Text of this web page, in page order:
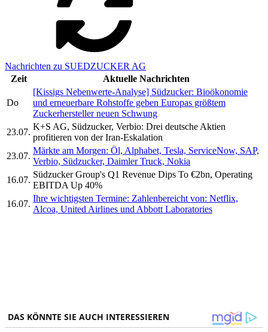
Nachrichten zu SUEDZUCKER AG
Zeit
Aktuelle Nachrichten
Do
[Kissigs Nebenwerte-Analyse] Südzucker: Bioökonomie
und erneuerbare Rohstoffe geben Europas größtem
Zuckerhersteller neuen Schwung
23.07.
K+S AG, Südzucker, Verbio: Drei deutsche Aktien
profitieren von der Iran-Eskalation
23.07.
Märkte am Morgen: Öl, Alphabet, Tesla, ServiceNow, SAP,
Verbio, Südzucker, Daimler Truck, Nokia
16.07.
Südzucker Group's Q1 Revenue Dips To €2bn, Operating
EBITDA Up 40%
16.07.
Ihre wichtigsten Termine: Zahlenbereicht von: Netflix,
Alcoa, United Airlines und Abbott Laboratories